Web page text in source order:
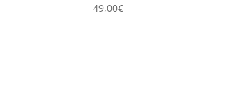
49,00€